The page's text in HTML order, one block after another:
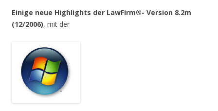
Einige neue Highlights der LawFirm®- Version 8.2m
(12/2006), mit der